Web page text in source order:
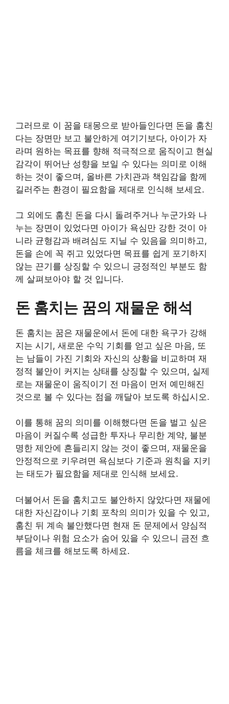
그러므로 이 꿈을 태몽으로 받아들인다면 돈을 훔친
다는 장면만 보고 불안하게 여기기보다, 아이가 자
라며 원하는 목표를 향해 적극적으로 움직이고 현실
감각이 뛰어난 성향을 보일 수 있다는 의미로 이해
하는 것이 좋으며, 올바른 가치관과 책임감을 함께
길러주는 환경이 필요함을 제대로 인식해 보세요.
그 외에도 훔친 돈을 다시 돌려주거나 누군가와 나
누는 장면이 있었다면 아이가 욕심만 강한 것이 아
니라 균형감과 배려심도 지닐 수 있음을 의미하고,
돈을 손에 꼭 쥐고 있었다면 목표를 쉽게 포기하지
않는 끈기를 상징할 수 있으니 긍정적인 부분도 함
께 살펴보아야 할 것 입니다.
돈 훔치는 꿈의 재물운 해석
돈 훔치는 꿈은 재물운에서 돈에 대한 욕구가 강해
지는 시기, 새로운 수익 기회를 얻고 싶은 마음, 또
는 남들이 가진 기회와 자신의 상황을 비교하며 재
정적 불안이 커지는 상태를 상징할 수 있으며, 실제
로는 재물운이 움직이기 전 마음이 먼저 예민해진
것으로 볼 수 있다는 점을 깨달아 보도록 하십시오.
이를 통해 꿈의 의미를 이해했다면 돈을 벌고 싶은
마음이 커질수록 성급한 투자나 무리한 계약, 불분
명한 제안에 흔들리지 않는 것이 좋으며, 재물운을
안정적으로 키우려면 욕심보다 기준과 원칙을 지키
는 태도가 필요함을 제대로 인식해 보세요.
더불어서 돈을 훔치고도 불안하지 않았다면 재물에
대한 자신감이나 기회 포착의 의미가 있을 수 있고,
훔친 뒤 계속 불안했다면 현재 돈 문제에서 양심적
부담이나 위험 요소가 숨어 있을 수 있으니 금전 흐
름을 체크를 해보도록 하세요.